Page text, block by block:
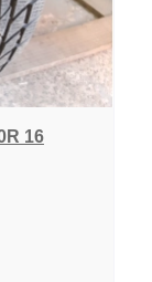
16